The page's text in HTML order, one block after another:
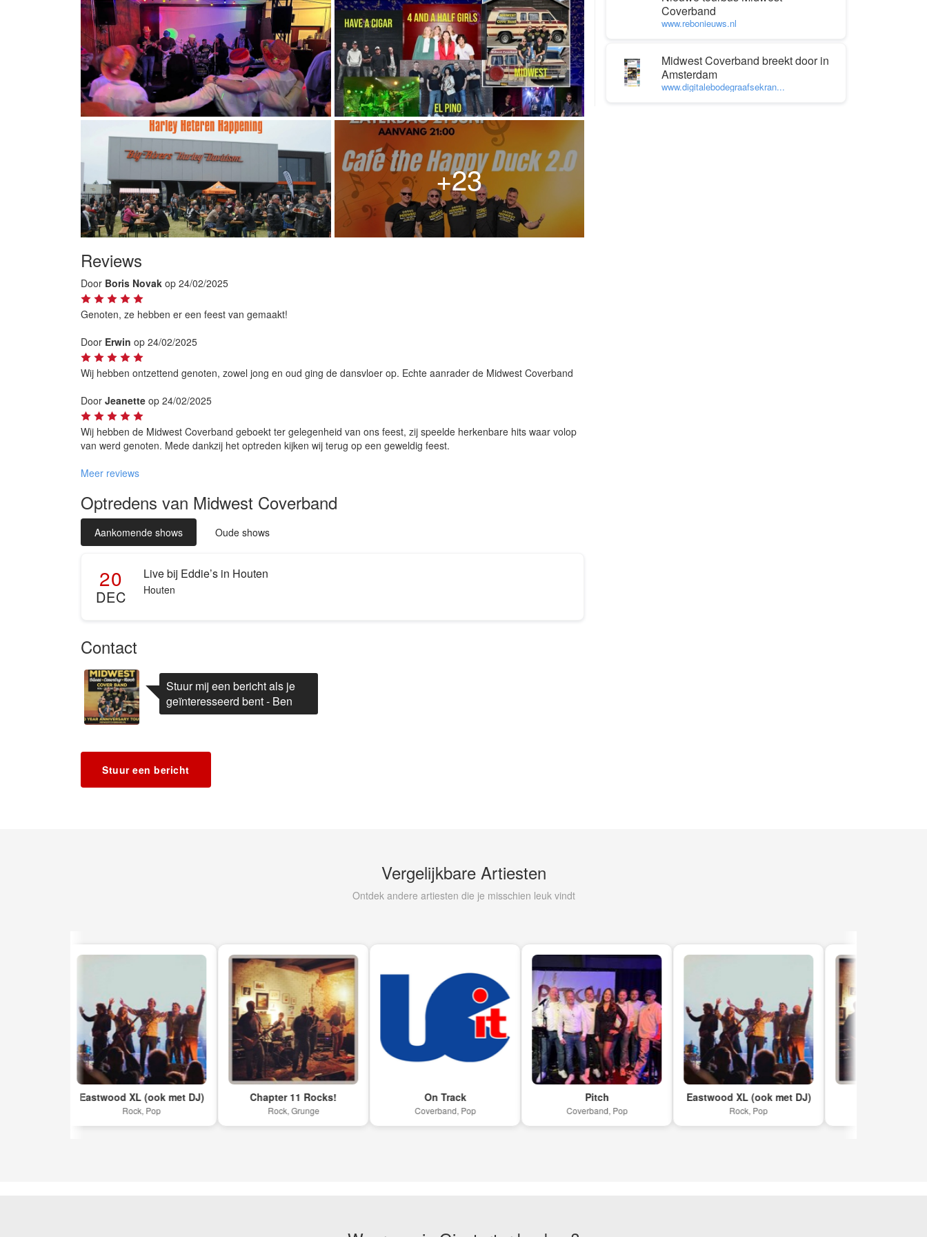
+23
Reviews
Door Boris Novak op 24/02/2025
Genoten, ze hebben er een feest van gemaakt!
Door Erwin op 24/02/2025
Wij hebben ontzettend genoten, zowel jong en oud ging de dansvloer op. Echte aanrader de Midwest Coverband
Door Jeanette op 24/02/2025
Wij hebben de Midwest Coverband geboekt ter gelegenheid van ons feest, zij speelde herkenbare hits waar volop
van werd genoten. Mede dankzij het optreden kijken wij terug op een geweldig feest.
Meer reviews
Optredens van Midwest Coverband
Aankomende shows Oude shows
20
DEC
Live bij Eddie’s in Houten
Houten
Contact
Stuur mij een bericht als je
geïnteresseerd bent - Ben
Stuur een bericht
Coverband
www.rebonieuws.nl
Midwest Coverband breekt door in
Amsterdam
www.digitalebodegraafsekran...
Vergelijkbare Artiesten
Ontdek andere artiesten die je misschien leuk vindt
Eastwood XL (ook met DJ)
Rock, Pop
Chapter 11 Rocks!
Rock, Grunge
On Track
Coverband, Pop Coverband, Pop
Eastwood XL (ook met DJ)
Rock, Pop